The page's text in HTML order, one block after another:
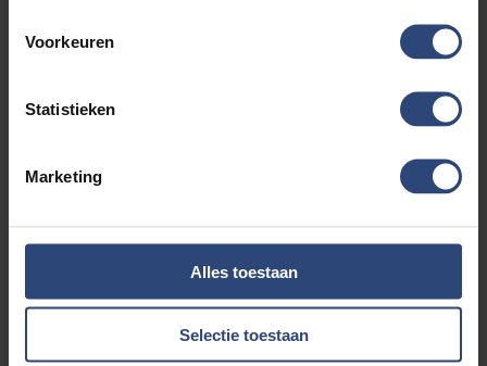
Voorkeuren
Statistieken
Marketing
Alles toestaan
Selectie toestaan
Financiering betekent dat de brommobiel direct uw eigendom
wordt. U betaalt in overzichtelijke maandtermijnen en behoudt
volledige vrijheid. Lease is ideaal wanneer u zorgeloos wilt
rijden: onderhoud, verzekering en wegenbelasting zijn
Klanten uit Deventer waarderen vooral onze persoonlijke
adviseren we u over de meest geschikte betaalvorm, zodat u
zonder zorgen kunt rijden.
Uw oude auto inruilen in Deventer